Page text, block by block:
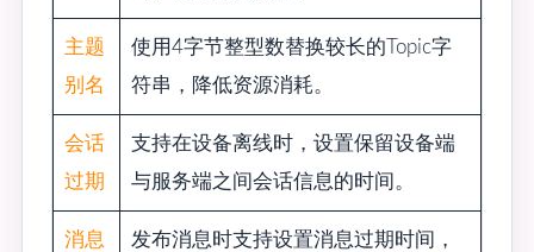
主题
别名
使用4字节整型数替换较长的Topic字
符串，降低资源消耗。
会话
过期
支持在设备离线时，设置保留设备端
与服务端之间会话信息的时间。
消息 发布消息时支持设置消息过期时间，